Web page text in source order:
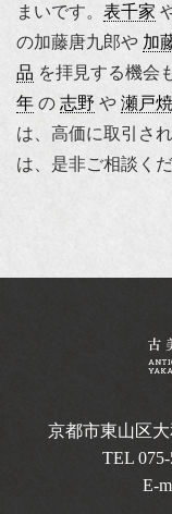
まいです。 表千家
の加藤唐九郎や 加
品 を拝見する機会
年 の 志野 や 瀬戸焼
は、高価に取引さ
は、是非ご相談くだ
京都市東山区
TEL
E-